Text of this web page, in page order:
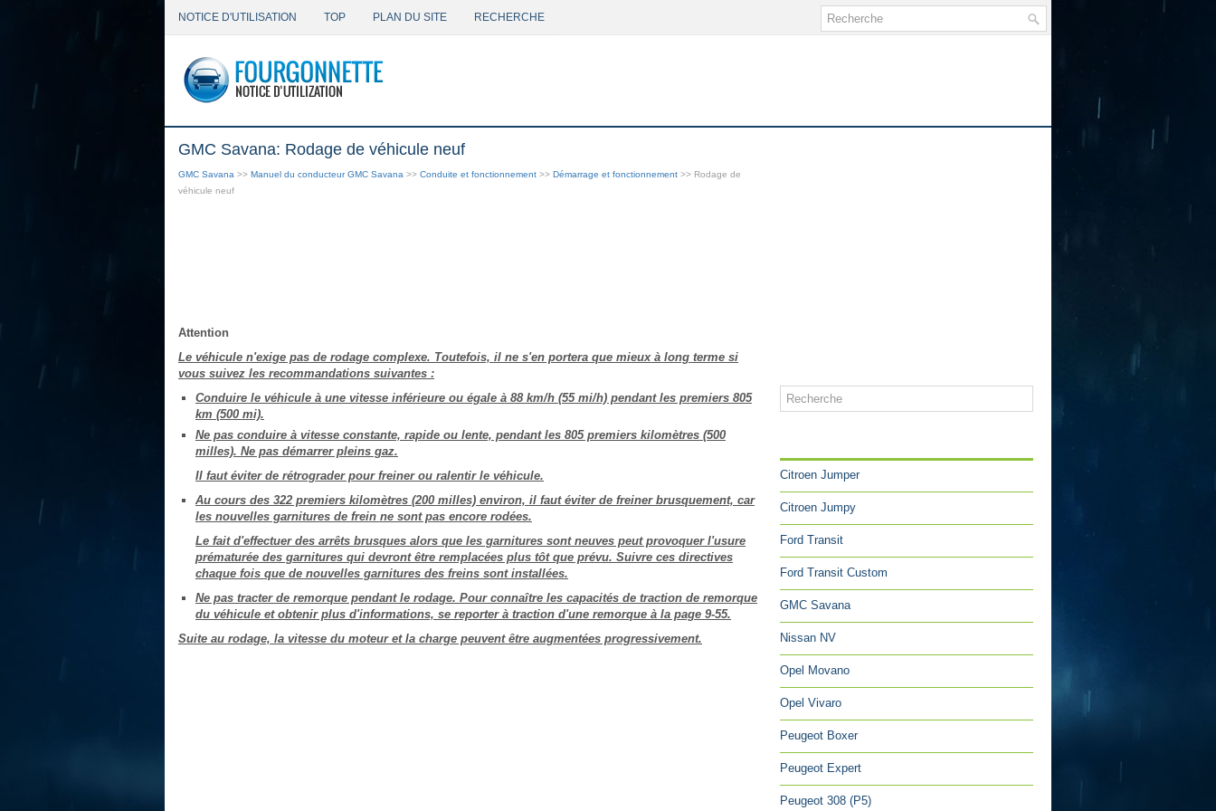
NOTICE D'UTILISATION TOP PLAN DU SITE RECHERCHE
GMC Savana: Rodage de véhicule neuf
GMC Savana >> Manuel du conducteur GMC Savana >> Conduite et fonctionnement >> Démarrage et fonctionnement >> Rodage de
véhicule neuf
Attention
Le véhicule n'exige pas de rodage complexe. Toutefois, il ne s'en portera que mieux à long terme si
vous suivez les recommandations suivantes :
Conduire le véhicule à une vitesse inférieure ou égale à 88 km/h (55 mi/h) pendant les premiers 805
km (500 mi).
Ne pas conduire à vitesse constante, rapide ou lente, pendant les 805 premiers kilomètres (500
milles). Ne pas démarrer pleins gaz.
Il faut éviter de rétrograder pour freiner ou ralentir le véhicule.
Au cours des 322 premiers kilomètres (200 milles) environ, il faut éviter de freiner brusquement, car
les nouvelles garnitures de frein ne sont pas encore rodées.
Le fait d'effectuer des arrêts brusques alors que les garnitures sont neuves peut provoquer l'usure
prématurée des garnitures qui devront être remplacées plus tôt que prévu. Suivre ces directives
chaque fois que de nouvelles garnitures des freins sont installées.
Ne pas tracter de remorque pendant le rodage. Pour connaître les capacités de traction de remorque
du véhicule et obtenir plus d'informations, se reporter à traction d'une remorque à la page 9-55.
Suite au rodage, la vitesse du moteur et la charge peuvent être augmentées progressivement.
Citroen Jumper
Citroen Jumpy
Ford Transit
Ford Transit Custom
GMC Savana
Nissan NV
Opel Movano
Opel Vivaro
Peugeot Boxer
Peugeot Expert
Peugeot 308 (P5)